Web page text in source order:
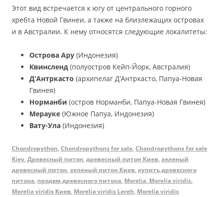
Этот вид встречается к югу от центрального горного
хребта Новой Гвинеи, а также на близлежащих островах
и в Австралии. К нему относятся следующие локалитеты:
Острова Ару (Индонезия)
Квинсленд (полуостров Кейп-Йорк, Австралия)
Д’Антркасто (архипелаг Д’Антркасто, Папуа-Новая
Гвинея)
Норманби (остров Норманби, Папуа-Новая Гвинея)
Мерауке (Южное Папуа, Индонезия)
Вату-Ула (Индонезия)
Chondropython,Chondropythons for sale,Chondropythons for sale
Kiev,Древесный питон,древесный питон Киев,зеленый
древесный питон,зеленый питон Киев, купить древесного
питона, продам древесного питона, Morelia, Morelia viridis,
Morelia viridis Киев, Morelia viridis Lereh, Morelia viridis